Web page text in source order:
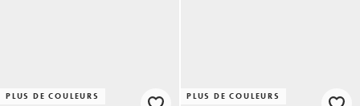
PLUS DE COULEURS PLUS DE COULEURS